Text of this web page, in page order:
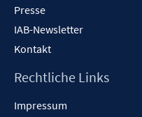
Presse
IAB-Newsletter
Kontakt
Rechtliche Links
Impressum